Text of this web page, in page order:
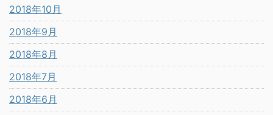
2018年10月
2018年9月
2018年8月
2018年7月
2018年6月